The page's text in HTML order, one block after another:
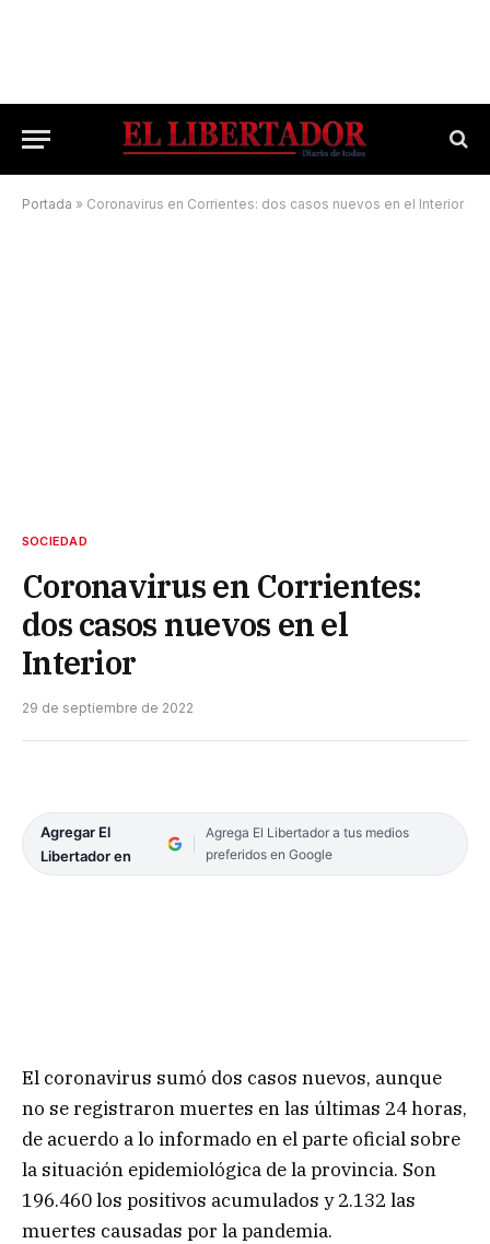
Portada » Coronavirus en Corrientes: dos casos nuevos en el Interior
SOCIEDAD
Coronavirus en Corrientes:
dos casos nuevos en el
Interior
29 de septiembre de 2022
Agregar El
Libertador en
Agrega El Libertador a tus medios
preferidos en Google
El coronavirus sumó dos casos nuevos, aunque
no se registraron muertes en las últimas 24 horas,
de acuerdo a lo informado en el parte oficial sobre
la situación epidemiológica de la provincia. Son
196.460 los positivos acumulados y 2.132 las
muertes causadas por la pandemia.